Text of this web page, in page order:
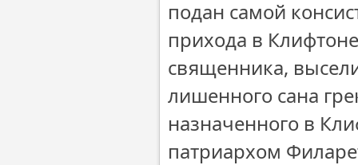
подан самой
прихода в
священника,
лишенного сана
назначенного в
патриархом